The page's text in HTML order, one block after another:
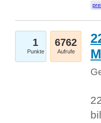
1
Punkte
6762
Aufrufe